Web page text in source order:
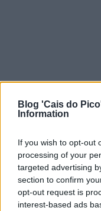
Blog 'Cais do
Information
If you wish to opt-out
processing of your
targeted advertising
section to confirm
opt-out request is
interest-based ads